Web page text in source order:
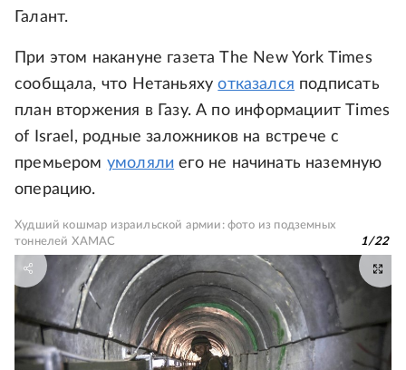
Галант.
При этом накануне газета The New York Times
сообщала, что Нетаньяхуотказался подписать
план вторжения в Газу. А по информациит Times
of Israel, родные заложников на встрече с
премьером умоляли его не начинать наземную
операцию.
Худший кошмар израильской армии: фото из подземных
тоннелей ХАМАС
1/22